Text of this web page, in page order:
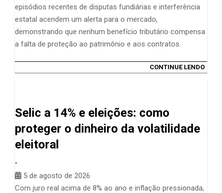
episódios recentes de disputas fundiárias e interferência
estatal acendem um alerta para o mercado,
demonstrando que nenhum benefício tributário compensa
a falta de proteção ao patrimônio e aos contratos.
CONTINUE LENDO
Selic a 14% e eleições: como
proteger o dinheiro da volatilidade
eleitoral
•
5 de agosto de 2026
Com juro real acima de 8% ao ano e inflação pressionada,